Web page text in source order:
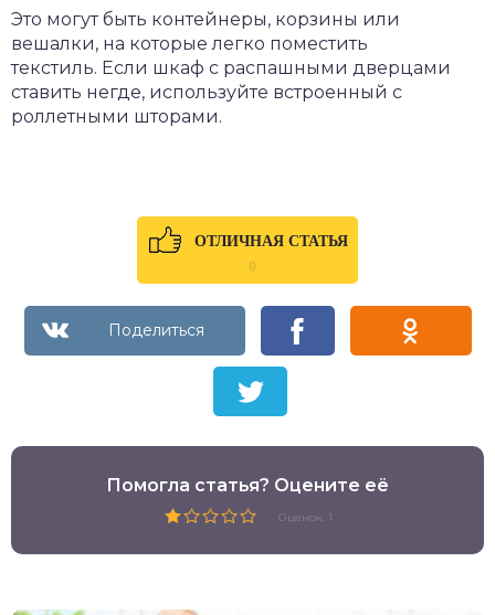
Это могут быть контейнеры, корзины или
вешалки, на которые легко поместить
текстиль. Если шкаф с распашными дверцами
ставить негде, используйте встроенный с
роллетными шторами.
ОТЛИЧНАЯ СТАТЬЯ
0
Помогла статья? Оцените её
Оценок: 1